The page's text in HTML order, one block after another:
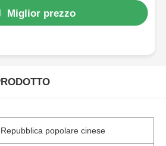
Miglior prezzo
Repubblica popolare cinese